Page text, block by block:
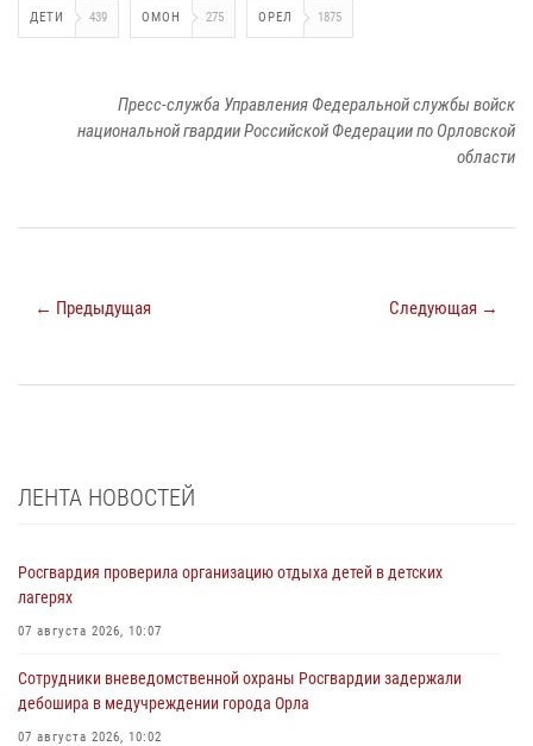
ДЕТИ 439 ОМОН 275 ОРЕЛ 1875
Пресс-служба Управления Федеральной службы войск
национальной гвардии Российской Федерации по Орловской
области
← Предыдущая Следующая →
ЛЕНТА НОВОСТЕЙ
Росгвардия проверила организацию отдыха детей в детских
лагерях
07 августа 2026, 10:07
Сотрудники вневедомственной охраны Росгвардии задержали
дебошира в медучреждении города Орла
07 августа 2026, 10:02